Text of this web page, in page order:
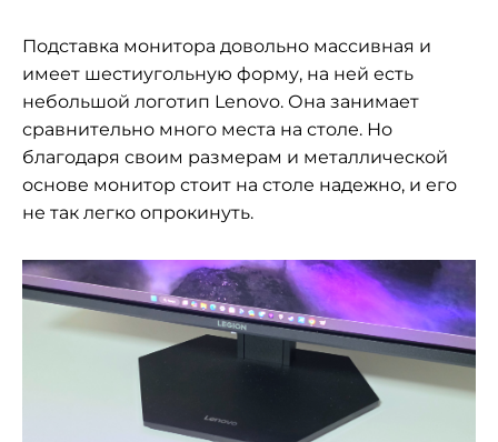
Подставка монитора довольно массивная и
имеет шестиугольную форму, на ней есть
небольшой логотип Lenovo. Она занимает
сравнительно много места на столе. Но
благодаря своим размерам и металлической
основе монитор стоит на столе надежно, и его
не так легко опрокинуть.